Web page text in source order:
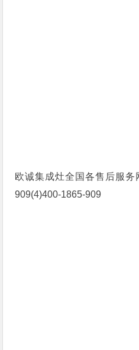
欧诚集成灶全国各售后服务
909(4)400-1865-909